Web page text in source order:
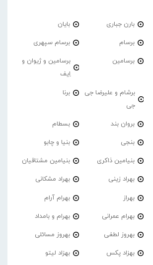
بارن جباری بایان
برسام برسام سپهری
برسامین
برسامین و ژیوان و
اِیف
برشام و علیرضا جی
جی
برنا
بروان بند بسطام
بنجی بنیا و چابو
بنیامین ذاکری بنیامین مشتاقیان
بهراد زینی بهراد مشکانی
بهراز بهرام آرام
بهرام عمرانی بهرام و بامداد
بهروز لطفی بهروز مسائلی
بهزاد پکس بهزاد لیتو